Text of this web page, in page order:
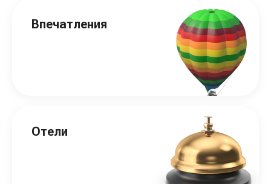
Впечатления
Отели